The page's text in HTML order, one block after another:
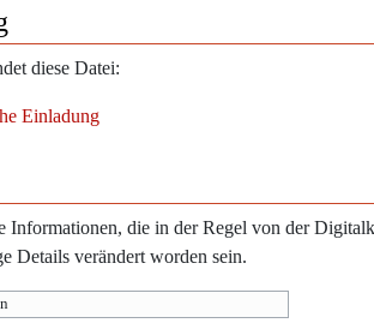
diese Datei:
Einladung
Informationen, die in der Regel von der
Details verändert worden sein.